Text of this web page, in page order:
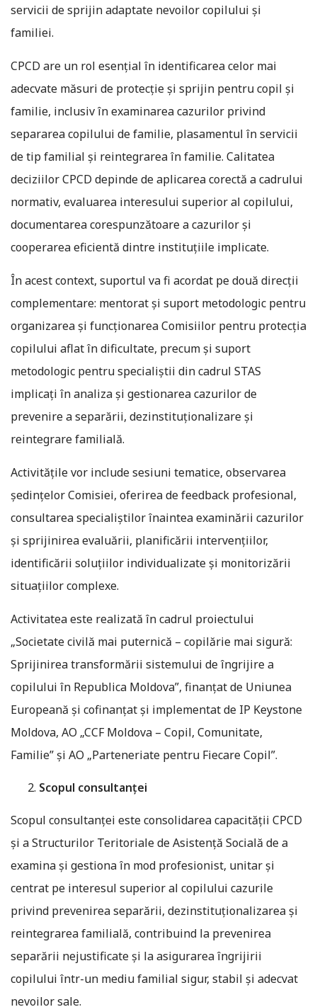
servicii de sprijin adaptate nevoilor copilului și
familiei.
CPCD are un rol esențial în identificarea celor mai
adecvate măsuri de protecție și sprijin pentru copil și
familie, inclusiv în examinarea cazurilor privind
separarea copilului de familie, plasamentul în servicii
de tip familial și reintegrarea în familie. Calitatea
deciziilor CPCD depinde de aplicarea corectă a cadrului
normativ, evaluarea interesului superior al copilului,
documentarea corespunzătoare a cazurilor și
cooperarea eficientă dintre instituțiile implicate.
În acest context, suportul va fi acordat pe două direcții
complementare: mentorat și suport metodologic pentru
organizarea și funcționarea Comisiilor pentru protecția
copilului aflat în dificultate, precum și suport
metodologic pentru specialiștii din cadrul STAS
implicați în analiza și gestionarea cazurilor de
prevenire a separării, dezinstituționalizare și
reintegrare familială.
Activitățile vor include sesiuni tematice, observarea
ședințelor Comisiei, oferirea de feedback profesional,
consultarea specialiștilor înaintea examinării cazurilor
și sprijinirea evaluării, planificării intervențiilor,
identificării soluțiilor individualizate și monitorizării
situațiilor complexe.
Activitatea este realizată în cadrul proiectului
„Societate civilă mai puternică – copilărie mai sigură:
Sprijinirea transformării sistemului de îngrijire a
copilului în Republica Moldova”, finanțat de Uniunea
Europeană și cofinanțat și implementat de IP Keystone
Moldova, AO „CCF Moldova – Copil, Comunitate,
Familie” și AO „Parteneriate pentru Fiecare Copil”.
Scopul consultanței
Scopul consultanței este consolidarea capacității CPCD
și a Structurilor Teritoriale de Asistență Socială de a
examina și gestiona în mod profesionist, unitar și
centrat pe interesul superior al copilului cazurile
privind prevenirea separării, dezinstituționalizarea și
reintegrarea familială, contribuind la prevenirea
separării nejustificate și la asigurarea îngrijirii
copilului într-un mediu familial sigur, stabil și adecvat
nevoilor sale.